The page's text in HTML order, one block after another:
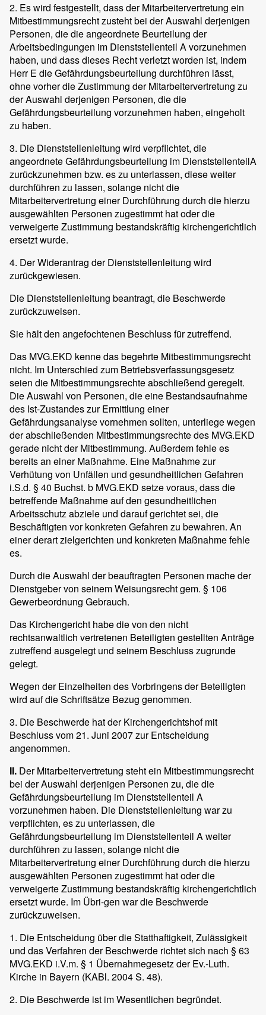
2. Es wird festgestellt, dass der Mitarbeitervertretung ein
Mitbestimmungsrecht zusteht bei der Auswahl derjenigen
Personen, die die angeordnete Beurteilung der
Arbeitsbedingungen im Dienststellenteil A vorzunehmen
haben, und dass dieses Recht verletzt worden ist, indem
Herr E die Gefährdungsbeurteilung durchführen lässt,
ohne vorher die Zustimmung der Mitarbeitervertretung zu
der Auswahl derjenigen Personen, die die
Gefährdungsbeurteilung vorzunehmen haben, eingeholt
zu haben.
3. Die Dienststellenleitung wird verpflichtet, die
angeordnete Gefährdungsbeurteilung im DienststellenteilA
zurückzunehmen bzw. es zu unterlassen, diese weiter
durchführen zu lassen, solange nicht die
Mitarbeitervertretung einer Durchführung durch die hierzu
ausgewählten Personen zugestimmt hat oder die
verweigerte Zustimmung bestandskräftig kirchengerichtlich
ersetzt wurde.
4. Der Widerantrag der Dienststellenleitung wird
zurückgewiesen.
Die Dienststellenleitung beantragt, die Beschwerde
zurückzuweisen.
Sie hält den angefochtenen Beschluss für zutreffend.
Das MVG.EKD kenne das begehrte Mitbestimmungsrecht
nicht. Im Unterschied zum Betriebsverfassungsgesetz
seien die Mitbestimmungsrechte abschließend geregelt.
Die Auswahl von Personen, die eine Bestandsaufnahme
des Ist-Zustandes zur Ermittlung einer
Gefährdungsanalyse vornehmen sollten, unterliege wegen
der abschließenden Mitbestimmungsrechte des MVG.EKD
gerade nicht der Mitbestimmung. Außerdem fehle es
bereits an einer Maßnahme. Eine Maßnahme zur
Verhütung von Unfällen und gesundheitlichen Gefahren
i.S.d. § 40 Buchst. b MVG.EKD setze voraus, dass die
betreffende Maßnahme auf den gesundheitlichen
Arbeitsschutz abziele und darauf gerichtet sei, die
Beschäftigten vor konkreten Gefahren zu bewahren. An
einer derart zielgerichten und konkreten Maßnahme fehle
es.
Durch die Auswahl der beauftragten Personen mache der
Dienstgeber von seinem Weisungsrecht gem. § 106
Gewerbeordnung Gebrauch.
Das Kirchengericht habe die von den nicht
rechtsanwaltlich vertretenen Beteiligten gestellten Anträge
zutreffend ausgelegt und seinem Beschluss zugrunde
gelegt.
Wegen der Einzelheiten des Vorbringens der Beteiligten
wird auf die Schriftsätze Bezug genommen.
3. Die Beschwerde hat der Kirchengerichtshof mit
Beschluss vom 21. Juni 2007 zur Entscheidung
angenommen.
II. Der Mitarbeitervertretung steht ein Mitbestimmungsrecht
bei der Auswahl derjenigen Personen zu, die die
Gefährdungsbeurteilung im Dienststellenteil A
vorzunehmen haben. Die Dienststellenleitung war zu
verpflichten, es zu unterlassen, die
Gefährdungsbeurteilung im Dienststellenteil A weiter
durchführen zu lassen, solange nicht die
Mitarbeitervertretung einer Durchführung durch die hierzu
ausgewählten Personen zugestimmt hat oder die
verweigerte Zustimmung bestandskräftig kirchengerichtlich
ersetzt wurde. Im Übri-gen war die Beschwerde
zurückzuweisen.
1. Die Entscheidung über die Statthaftigkeit, Zulässigkeit
und das Verfahren der Beschwerde richtet sich nach § 63
MVG.EKD i.V.m. § 1 Übernahmegesetz der Ev.-Luth.
Kirche in Bayern (KABl. 2004 S. 48).
2. Die Beschwerde ist im Wesentlichen begründet.